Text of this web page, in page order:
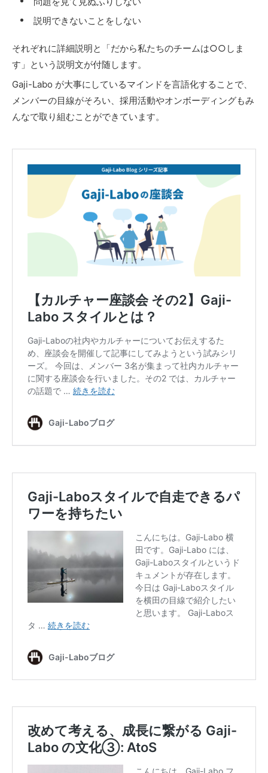
説明できないことをしない
それぞれに詳細説明と「だから私たちのチームは○○しま
す」という説明文が付随します。
Gaji-Labo が大事にしているマインドを言語化することで、
メンバーの目線がそろい、採用活動やオンボーディングもみ
んなで取り組むことができています。